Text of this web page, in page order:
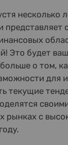
несколько
представляет
Это будет
о том,
для
текущие
рынках с